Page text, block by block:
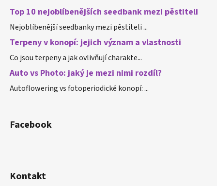
Top 10 nejoblíbenějších seedbank mezi pěstiteli
Nejoblíbenější seedbanky mezi pěstiteli ...
Terpeny v konopí: jejich význam a vlastnosti
Co jsou terpeny a jak ovlivňují charakte...
Auto vs Photo: jaký je mezi nimi rozdíl?
Autoflowering vs fotoperiodické konopí: ...
Facebook
Kontakt